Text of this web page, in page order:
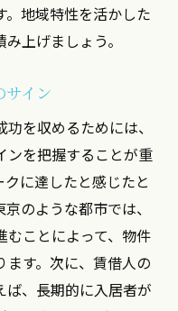
のポイント
活用法
却成功のための実
功の秘訣
売却戦略
市場動向
のポイント
投資法
地域特性を活かした
上げましょう。
サイン
を収めるためには、
ンを把握することが重
に達したと感じたと
のような都市では、
むことによって、物件
す。次に、賃借人の
ば、長期的に入居者が